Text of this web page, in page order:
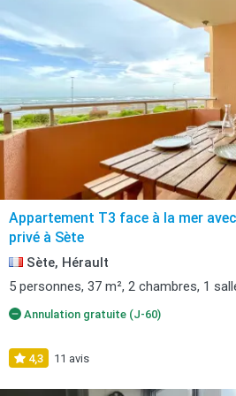
Appartement T3 face à la mer
privé à Sète
Sète, Hérault
5 personnes, 37 m², 2 chambres, 1
Annulation gratuite (J-60)
4,3 11 avis